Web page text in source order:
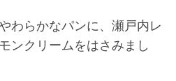
わらかなパンに、瀬戸内レ
ンクリームをはさみまし